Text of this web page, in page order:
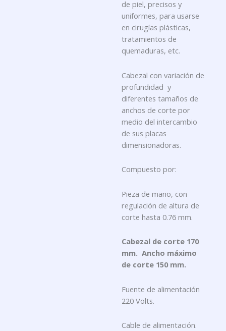
de piel, precisos y
uniformes, para usarse
en cirugías plásticas,
tratamientos de
quemaduras, etc.
Cabezal con variación de
profundidad y
diferentes tamaños de
anchos de corte por
medio del intercambio
de sus placas
dimensionadoras.
Compuesto por:
Pieza de mano, con
regulación de altura de
corte hasta 0.76 mm.
Cabezal de corte 170
mm. Ancho máximo
de corte 150 mm.
Fuente de alimentación
220 Volts.
Cable de alimentación.